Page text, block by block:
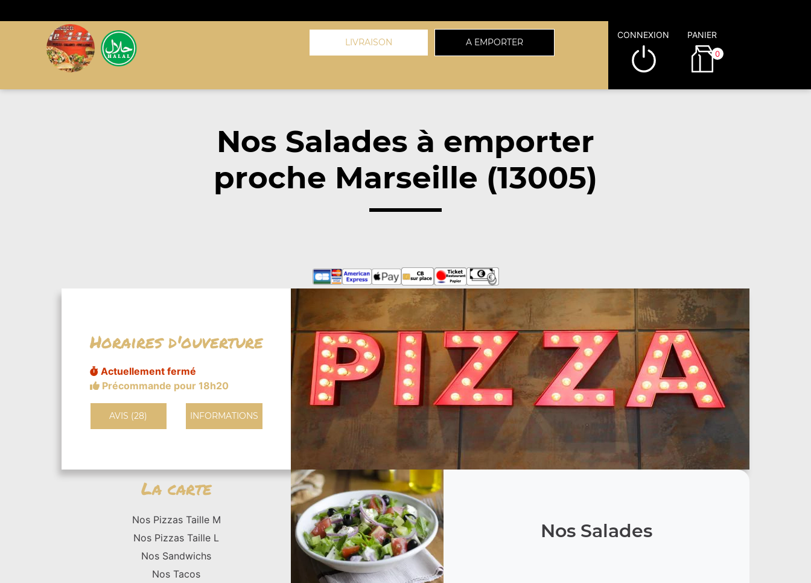
LIVRAISON A EMPORTER
CONNEXION PANIER
0
Nos Salades à emporter
proche Marseille (13005)
Horaires d'ouverture
Actuellement fermé
Précommande pour 18h20
AVIS (28) INFORMATIONS
La carte
Nos Pizzas Taille M
Nos Pizzas Taille L
Nos Sandwichs
Nos Tacos
Nos Salades